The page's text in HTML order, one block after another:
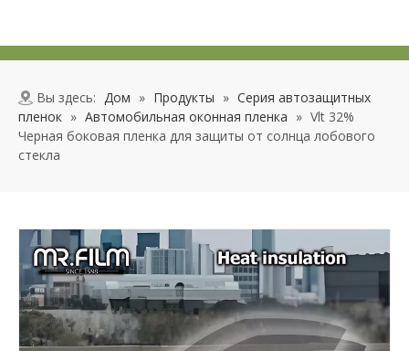
Вы здесь: Дом » Продукты » Серия автозащитных
пленок » Автомобильная оконная пленка » Vlt 32%
Черная боковая пленка для защиты от солнца лобового
стекла